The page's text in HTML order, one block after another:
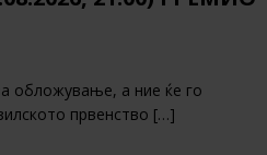
обложување, а ние ќе го
првенство […]